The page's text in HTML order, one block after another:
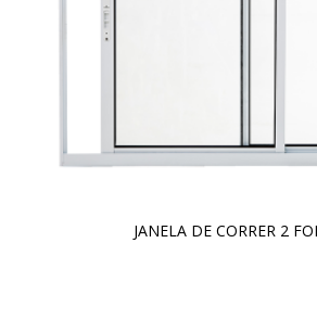
JANELA DE CORRER 2